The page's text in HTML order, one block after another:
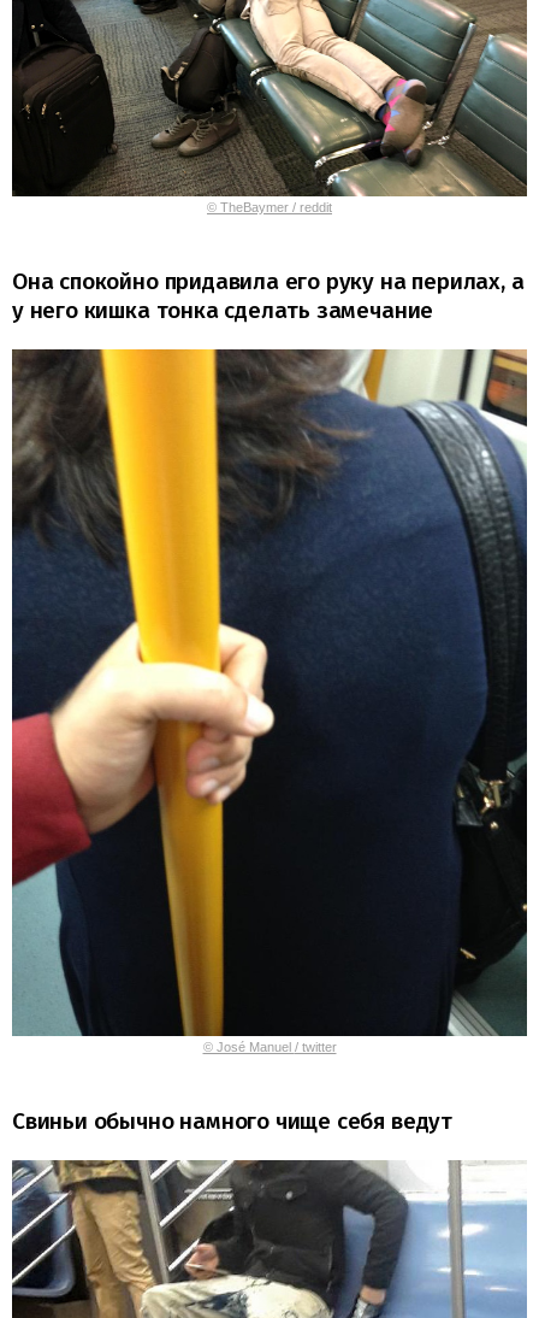
© TheBaymer / reddit
Она спокойно придавила его руку на перилах, а
у него кишка тонка сделать замечание
© José Manuel ‏/ twitter
Свиньи обычно намного чище себя ведут